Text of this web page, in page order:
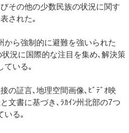
その他の少数民族の状況に関す
された｡
から強制的に避難を強いられた
況に国際的な注目を集め､解決策
ている｡
の証言､地理空間画像､ﾋﾞﾃﾞｵ映
文書に基づき､ﾗｶｲﾝ州北部の7つ
いる｡